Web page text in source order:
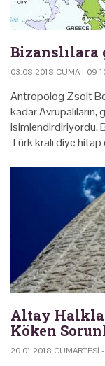
Bizanslılara
03.08.2018 CUMA -
Antropolog Zsolt
kadar
isimlendirdiriyordu.
Türk kralı diye hitap
Altay
Köken
20.01.2018 CUMARTESI